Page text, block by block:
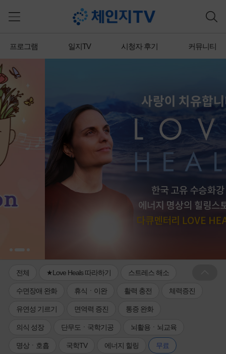
프로그램 일지TV 시청자 후기 커뮤니티
전체 ★Love Heals 따라하기 스트레스 해소
수면장애 완화 휴식ㆍ이완 활력 충전 체력증진
유연성 기르기 면역력 증진 통증 완화
의식 성장 단무도ㆍ국학기공 뇌활용ㆍ뇌교육
명상ㆍ호흡 국학TV 에너지 힐링 무료